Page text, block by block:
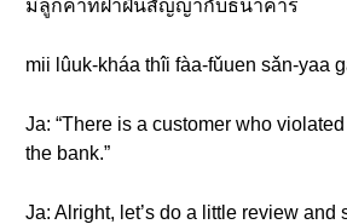
มีลูกค้าที่ฝ่าฝืนสัญญากับธนาคาร
mii lûuk-kháa thîi fàa-fǔuen sǎn-yaa
Ja: “There is a customer who
the bank.”
Ja: Alright, let’s do a little review and